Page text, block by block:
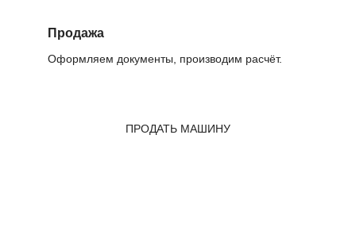
Продажа
Оформляем документы, производим расчёт.
ПРОДАТЬ МАШИНУ